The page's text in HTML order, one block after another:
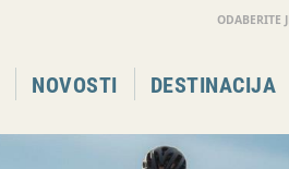
ODABERITE
NOVOSTI DESTINACIJA